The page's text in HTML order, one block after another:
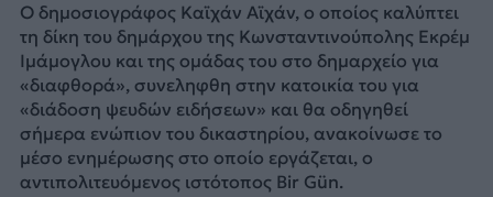
Ο δημοσιογράφος Καϊχάν Αϊχάν, ο οποίος καλύπτει
τη δίκη του δημάρχου της Κωνσταντινούπολης Εκρέμ
Ιμάμογλου και της ομάδας του στο δημαρχείο για
«διαφθορά», συνεληφθη στην κατοικία του για
«διάδοση ψευδών ειδήσεων» και θα οδηγηθεί
σήμερα ενώπιον του δικαστηρίου, ανακοίνωσε το
μέσο ενημέρωσης στο οποίο εργάζεται, ο
αντιπολιτευόμενος ιστότοπος Bir Gün.